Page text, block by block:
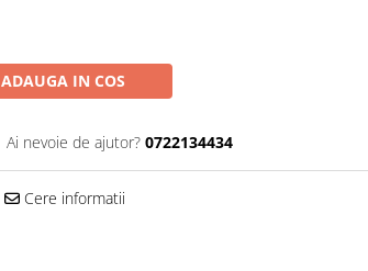
ADAUGA IN COS
Ai nevoie de ajutor? 0722134434
Cere informatii